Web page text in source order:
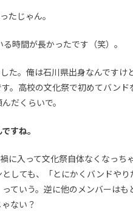
たじゃん。
る時間が長かったです（笑）。
た。俺は石川県出身なんですけ
。高校の文化祭で初めてバンド
だくらいで。
すね。
禍に入って文化祭自体なくなっ
しても、「とにかくバンドやり
ていう。逆に他のメンバーはも
ない？